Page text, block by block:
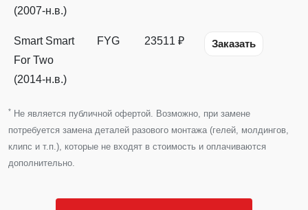
(2007-н.в.)
Smart Smart
For Two
(2014-н.в.)
FYG 23511 ₽ Заказать
* Не является публичной офертой. Возможно, при замене
потребуется замена деталей разового монтажа (гелей, молдингов,
клипс и т.п.), которые не входят в стоимость и оплачиваются
дополнительно.